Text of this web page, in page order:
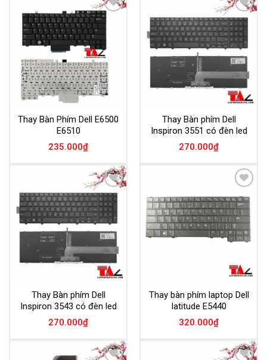
Add to
Wishlist
Thay Bàn Phím Dell E6500
E6510
235.000₫
Add to
Wishlist
Thay Bàn phím Dell
Inspiron 3551 có đèn led
270.000₫
Add to
Wishlist
Thay Bàn phím Dell
Inspiron 3543 có đèn led
270.000₫
Add to
Wishlist
Thay bàn phím laptop Dell
latitude E5440
320.000₫